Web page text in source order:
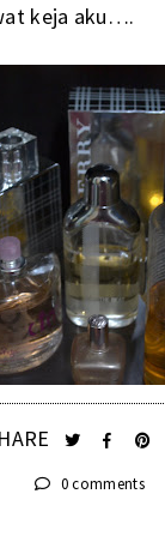
keja aku….
0 comments